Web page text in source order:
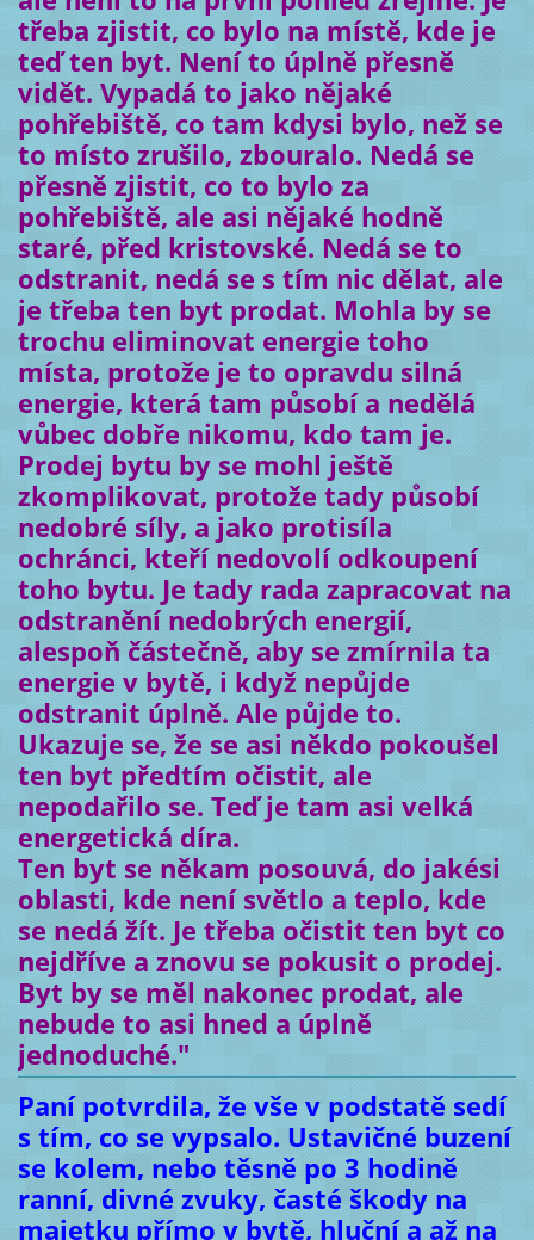
třeba zjistit, co bylo na místě, kde je
teď ten byt. Není to úplně přesně
vidět. Vypadá to jako nějaké
pohřebiště, co tam kdysi bylo, než se
to místo zrušilo, zbouralo. Nedá se
přesně zjistit, co to bylo za
pohřebiště, ale asi nějaké hodně
staré, před kristovské. Nedá se to
odstranit, nedá se s tím nic dělat, ale
je třeba ten byt prodat. Mohla by se
trochu eliminovat energie toho
místa, protože je to opravdu silná
energie, která tam působí a nedělá
vůbec dobře nikomu, kdo tam je.
Prodej bytu by se mohl ještě
zkomplikovat, protože tady působí
nedobré síly, a jako protisíla
ochránci, kteří nedovolí odkoupení
toho bytu. Je tady rada zapracovat na
odstranění nedobrých energií,
alespoň částečně, aby se zmírnila ta
energie v bytě, i když nepůjde
odstranit úplně. Ale půjde to.
Ukazuje se, že se asi někdo pokoušel
ten byt předtím očistit, ale
nepodařilo se. Teď je tam asi velká
energetická díra.
Ten byt se někam posouvá, do jakési
oblasti, kde není světlo a teplo, kde
se nedá žít. Je třeba očistit ten byt co
nejdříve a znovu se pokusit o prodej.
Byt by se měl nakonec prodat, ale
nebude to asi hned a úplně
jednoduché."
Paní potvrdila, že vše v podstatě sedí
s tím, co se vypsalo. Ustavičné buzení
se kolem, nebo těsně po 3 hodině
ranní, divné zvuky, časté škody na
majetku přímo v bytě, hluční a až na